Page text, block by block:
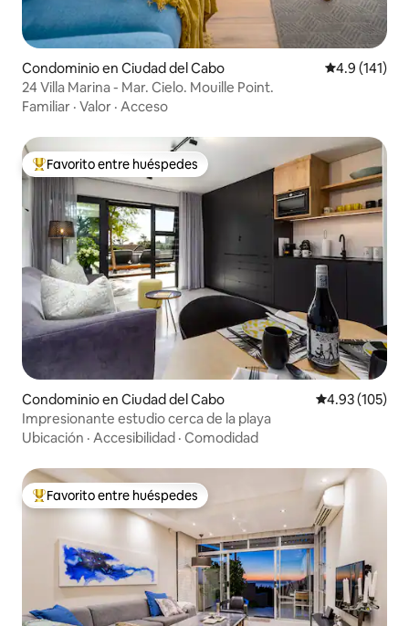
Condominio en Ciudad del Cabo Calificación
4.9 (141)
24 Villa Marina - Mar. Cielo. Mouille Point.
Familiar · Valor · Acceso
De los mejores en Favorito entre huéspedes
Favorito entre huéspedes
Condominio en Ciudad del Cabo Calificación
4.93 (105)
Impresionante estudio cerca de la playa
Ubicación · Accesibilidad · Comodidad
De los mejores en Favorito entre huéspedes
Favorito entre huéspedes